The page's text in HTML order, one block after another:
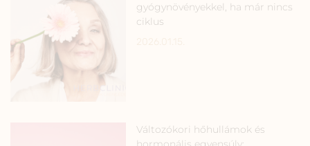
gyógynövényekkel, ha már nincs
ciklus
Változókori hőhullámok és